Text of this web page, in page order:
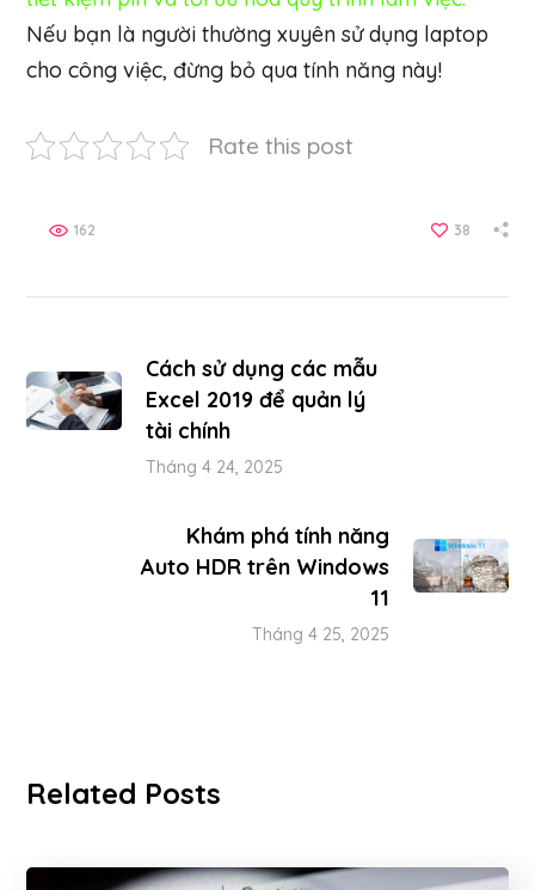
Nếu bạn là người thường xuyên sử dụng laptop
cho công việc, đừng bỏ qua tính năng này!
Rate this post
38
162
Cách sử dụng các mẫu
Excel 2019 để quản lý
tài chính
Tháng 4 24, 2025
Khám phá tính năng
Auto HDR trên Windows
11
Tháng 4 25, 2025
Related Posts